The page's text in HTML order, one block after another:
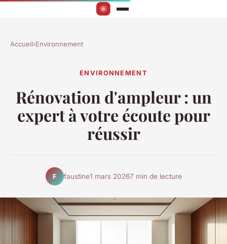
Accueil›Environnement
ENVIRONNEMENT
Rénovation d'ampleur : un
expert à votre écoute pour
réussir
F faustine1 mars 20267 min de lecture